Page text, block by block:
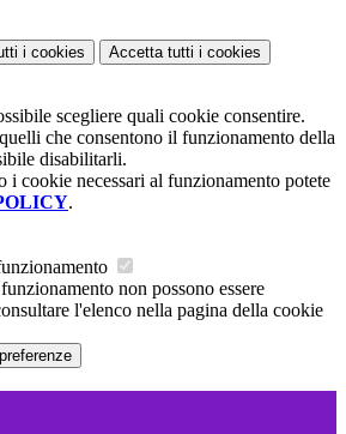
i cookies Accetta tutti i cookies
scegliere quali cookie consentire.
che consentono il funzionamento della
disabilitarli.
i cookie necessari al funzionamento potete
.
non possono essere
l'elenco nella pagina della cookie